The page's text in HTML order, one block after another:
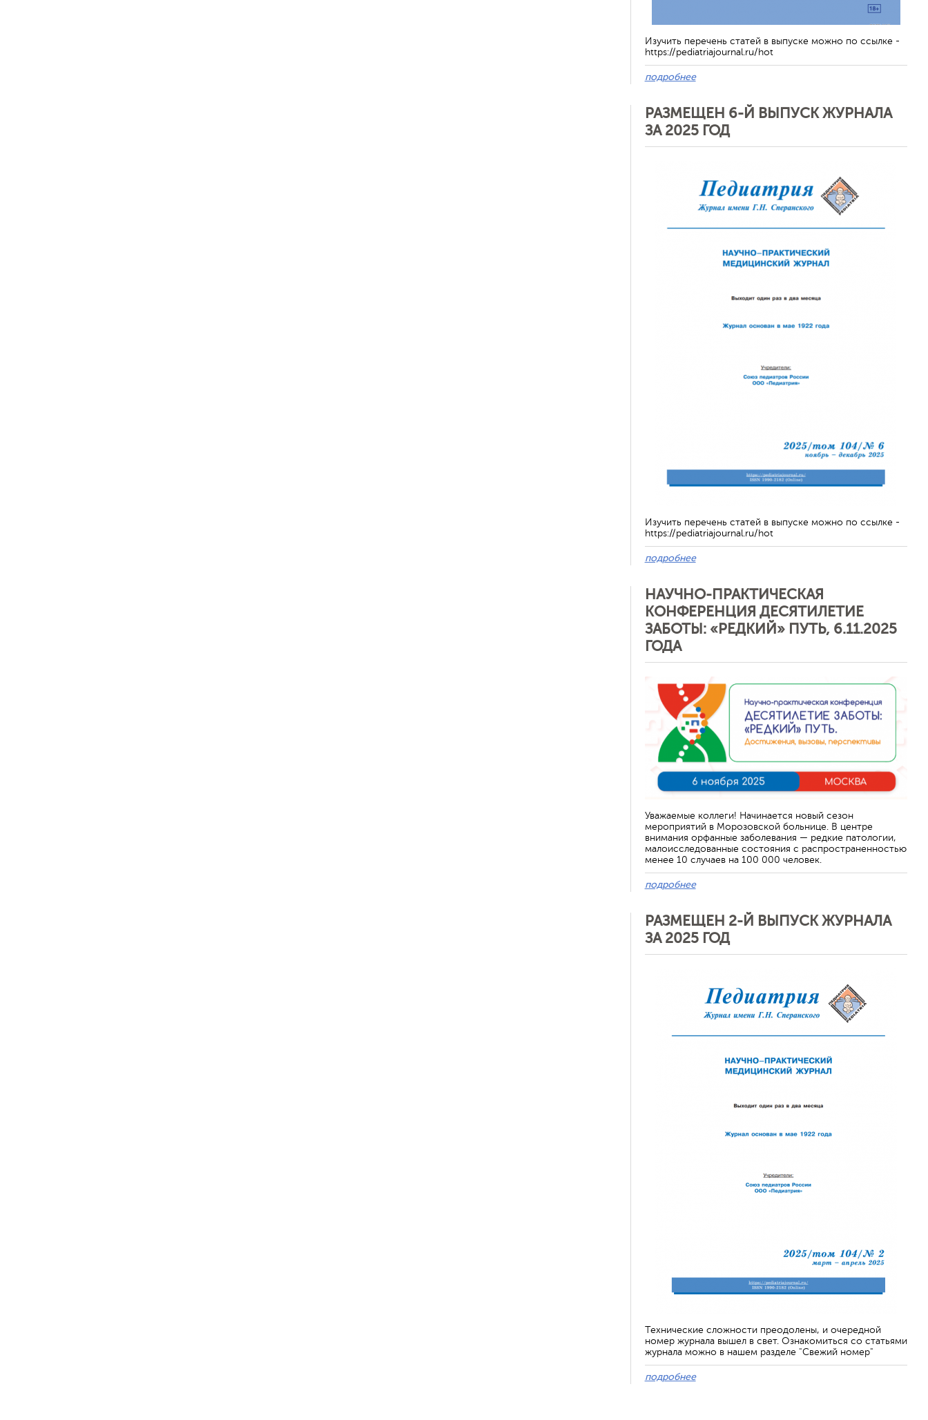
Изучить перечень статей в выпуске можно по ссылке -
https://pediatriajournal.ru/hot
подробнее
РАЗМЕЩЕН 6-Й ВЫПУСК ЖУРНАЛА
ЗА 2025 ГОД
Изучить перечень статей в выпуске можно по ссылке -
https://pediatriajournal.ru/hot
подробнее
НАУЧНО-ПРАКТИЧЕСКАЯ
КОНФЕРЕНЦИЯ ДЕСЯТИЛЕТИЕ
ЗАБОТЫ: «РЕДКИЙ» ПУТЬ, 6.11.2025
ГОДА
Уважаемые коллеги! Начинается новый сезон
мероприятий в Морозовской больнице. В центре
внимания орфанные заболевания — редкие патологии,
малоисследованные состояния с распространенностью
менее 10 случаев на 100 000 человек.
подробнее
РАЗМЕЩЕН 2-Й ВЫПУСК ЖУРНАЛА
ЗА 2025 ГОД
Технические сложности преодолены, и очередной
номер журнала вышел в свет. Ознакомиться со статьями
журнала можно в нашем разделе "Свежий номер"
подробнее
Отменить